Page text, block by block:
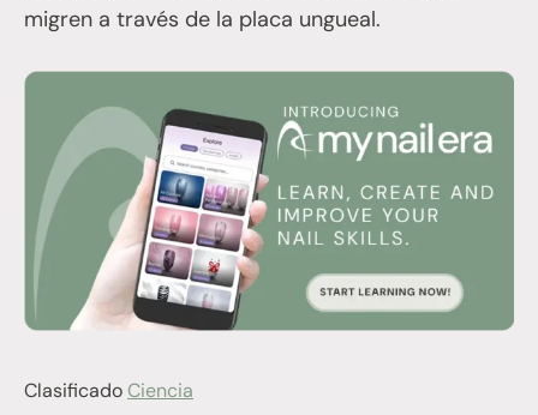
migren a través de la placa ungueal.
Clasificado Ciencia